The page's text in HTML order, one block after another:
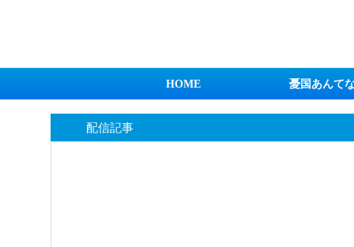
HOME 憂国あんて
配信記事